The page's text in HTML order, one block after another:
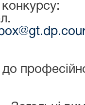
@gt.dp.